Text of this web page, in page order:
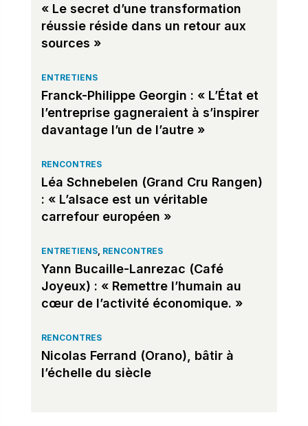
« Le secret d’une transformation
réussie réside dans un retour aux
sources »
ENTRETIENS
Franck-Philippe Georgin : « L’État et
l’entreprise gagneraient à s’inspirer
davantage l’un de l’autre »
RENCONTRES
Léa Schnebelen (Grand Cru Rangen)
: « L’alsace est un véritable
carrefour européen »
ENTRETIENS, RENCONTRES
Yann Bucaille-Lanrezac (Café
Joyeux) : « Remettre l’humain au
cœur de l’activité économique. »
RENCONTRES
Nicolas Ferrand (Orano), bâtir à
l’échelle du siècle